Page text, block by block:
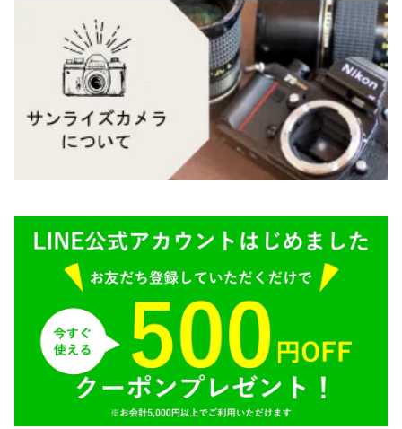
Carl Zeiss（カールツァイス）
Mamiya（マミヤ）
M645,二眼レフ
Plaubel（プラウベル）
SONY（ソニー）
SIGMA（シグマ）
Tokina（トキナー）
TAMRON（タムロン）
CY（ヤシカコンタックス）
M（ライカ）
R（ライカ）
AR（コニカ）
O（その他）